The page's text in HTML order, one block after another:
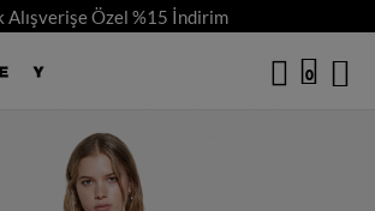
Alışverişe Özel %15 İndirim
logo 0